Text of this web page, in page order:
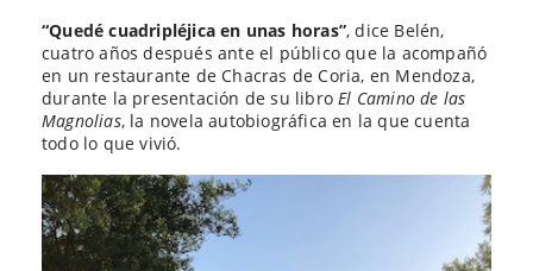
“Quedé cuadripléjica en unas horas”, dice Belén,
cuatro años después ante el público que la acompañó
en un restaurante de Chacras de Coria, en Mendoza,
durante la presentación de su libro El Camino de las
Magnolias, la novela autobiográfica en la que cuenta
todo lo que vivió.